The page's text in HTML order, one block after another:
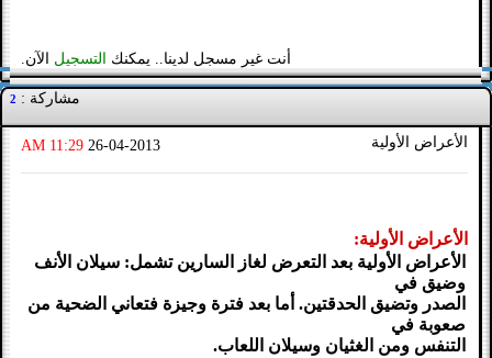
أنت غير مسجل لدينا.. يمكنك التسجيل الآن.
مشاركة : 2
الأعراض الأولية 26-04-2013
11:29 AM
الأعراض الأولية:
الأعراض الأولية بعد التعرض لغاز السارين تشمل: سيلان الأنف
وضيق في
الصدر وتضيق الحدقتين. أما بعد فترة وجيزة فتعاني الضحية من
صعوبة في
التنفس ومن الغثيان وسيلان اللعاب.